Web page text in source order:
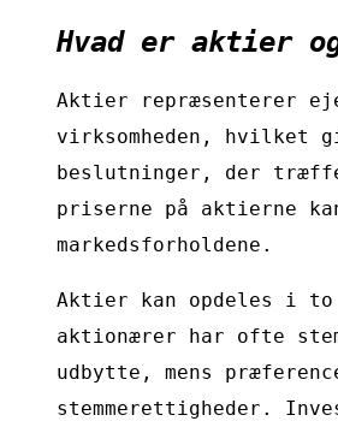
Hvad er aktier
Aktier repræsenterer
virksomheden, hvilket
beslutninger, der
priserne på aktierne
markedsforholdene.
Aktier kan opdeles i to
aktionærer har ofte
udbytte, mens
stemmerettigheder.